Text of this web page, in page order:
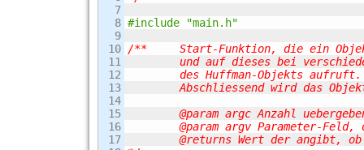
7
8
9
10
11
12
13
14
15
16
17
#include "main.h"
/**	Start-Funktion, die ein Objekt der Huffman-Klasse auf dem Heap erzeugt
	Abschliessend wird das Objekt ordnungsgemaess vom Speicher entfernt.
	@param argc Anzahl uebergebener Parameter
	@param argv Parameter-Feld, das beim Start des Programms uebergeben wird
	@returns Wert der angibt, ob das Programm korrekt beendet wurde (0 = korrekt).